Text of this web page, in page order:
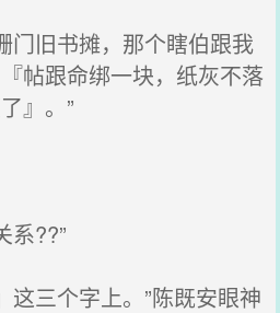
旧书摊，那个瞎伯跟我
帖跟命绑一块，纸灰不落
』。”
系??”
三个字上。”陈既安眼神